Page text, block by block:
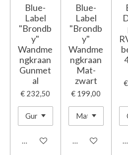
Blue-
Label
"Brondb
y"
Wandme
ngkraan
Gunmet
al
€ 232,50
In winkelwagen
Blue-
Label
"Brondb
y"
Wandme
ngkraan
Mat-
zwart
€ 199,00
In winkelwagen